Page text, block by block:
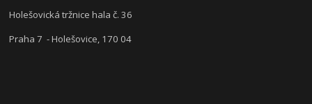
Holešovická tržnice hala č. 36
Praha 7 - Holešovice, 170 04